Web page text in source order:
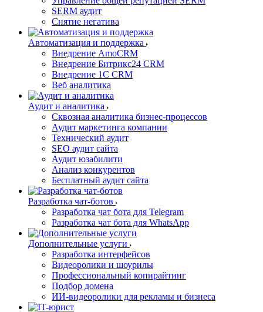
SERM аудит
Снятие негатива
Автоматизация и поддержка
Внедрение AmoCRM
Внедрение Битрикс24 CRM
Внедрение 1C CRM
Веб аналитика
Аудит и аналитика
Сквозная аналитика бизнес-процессов
Аудит маркетинга компании
Технический аудит
SEO аудит сайта
Аудит юзабилити
Анализ конкурентов
Бесплатный аудит сайта
Разработка чат-ботов
Разработка чат бота для Telegram
Разработка чат бота для WhatsApp
Дополнительные услуги
Разработка интерфейсов
Видеоролики и шоурилы
Профессиональный копирайтинг
Подбор домена
ИИ-видеоролики для рекламы и бизнеса